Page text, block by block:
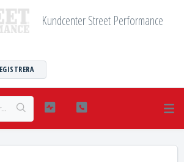
Kundcenter Street Performance